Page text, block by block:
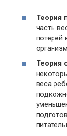
Теория
часть
потерей
Теория
веса